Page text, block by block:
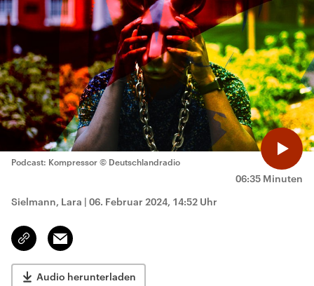
06:35 Minuten
Podcast: Kompressor © Deutschlandradio
Sielmann, Lara | 06. Februar 2024, 14:52 Uhr
Link
kopieren/teilen
Email
Audio herunterladen